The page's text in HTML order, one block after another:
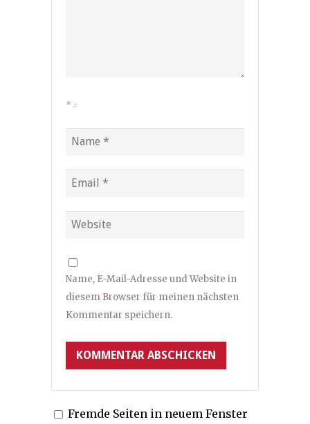
* =
Name, E-Mail-Adresse und Website in
diesem Browser für meinen nächsten
Kommentar speichern.
Fremde Seiten in neuem Fenster